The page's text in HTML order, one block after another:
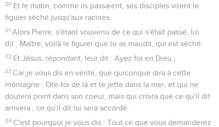
20 Et le matin, comme ils passaient, ses disciples virent le
figuier séché jusqu'aux racines.
21 Alors Pierre, s'étant souvenu de ce qui s'était passé, lui
dit : Maître, voilà le figuier que tu as maudit, qui est séché.
22 Et Jésus, répondant, leur dit : Ayez foi en Dieu ;
23 Car je vous dis en vérité, que quiconque dira à cette
montagne : Ote-toi de là et te jette dans la mer, et qui ne
doutera point dans son coeur, mais qui croira que ce qu'il dit
arrivera ; ce qu'il dit lui sera accordé.
24 C'est pourquoi je vous dis : Tout ce que vous demanderez